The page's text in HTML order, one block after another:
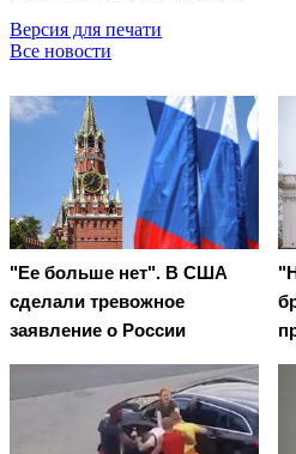
Версия для печати
Все новости
"Ее больше нет". В США
сделали тревожное
заявление о России